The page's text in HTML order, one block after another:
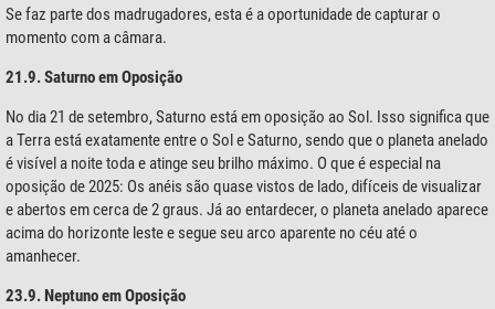
Se faz parte dos madrugadores, esta é a oportunidade de capturar o
momento com a câmara.
21.9. Saturno em Oposição
No dia 21 de setembro, Saturno está em oposição ao Sol. Isso significa que
a Terra está exatamente entre o Sol e Saturno, sendo que o planeta anelado
é visível a noite toda e atinge seu brilho máximo. O que é especial na
oposição de 2025: Os anéis são quase vistos de lado, difíceis de visualizar
e abertos em cerca de 2 graus. Já ao entardecer, o planeta anelado aparece
acima do horizonte leste e segue seu arco aparente no céu até o
amanhecer.
23.9. Neptuno em Oposição